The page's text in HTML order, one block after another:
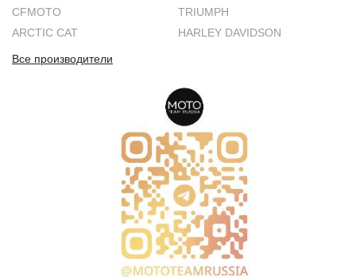
CFMOTO
TRIUMPH
ARCTIC CAT
HARLEY DAVIDSON
Все производители